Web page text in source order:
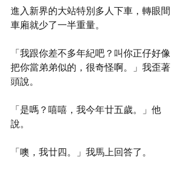
進入新界的大站特別多人下車，轉眼間
車廂就少了一半重量。
「我跟你差不多年紀吧？叫你正仔好像
把你當弟弟似的，很奇怪啊。」我歪著
頭說。
「是嗎？嘻嘻，我今年廿五歲。」他
說。
「噢，我廿四。」我馬上回答了。